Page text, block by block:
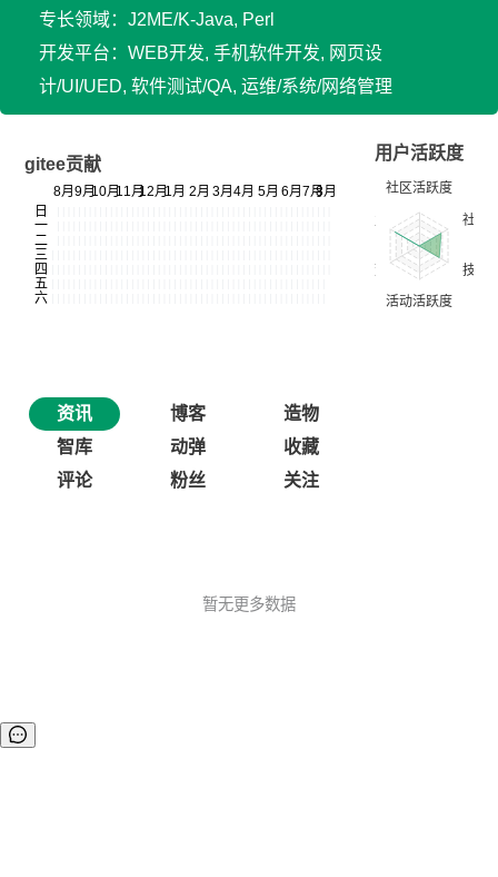
专长领域：J2ME/K-Java, Perl
开发平台：WEB开发, 手机软件开发, 网页设
计/UI/UED, 软件测试/QA, 运维/系统/网络管理
gitee贡献
用户活跃度
资讯 博客
造物
智库
动弹
收藏
评论
粉丝 关注
暂无更多数据